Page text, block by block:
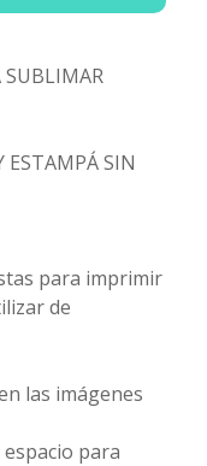
SIN
para imprimir
de
las imágenes
para